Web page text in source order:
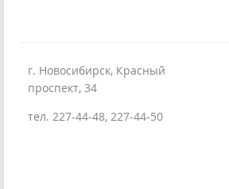
г. Новосибирск, Красный
проспект, 34
тел. 227-44-48, 227-44-50